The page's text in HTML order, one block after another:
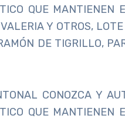
QUE MANTIENEN
Y OTROS,
DE TIGRILLO,
CONOZCA Y
QUE MANTIENEN